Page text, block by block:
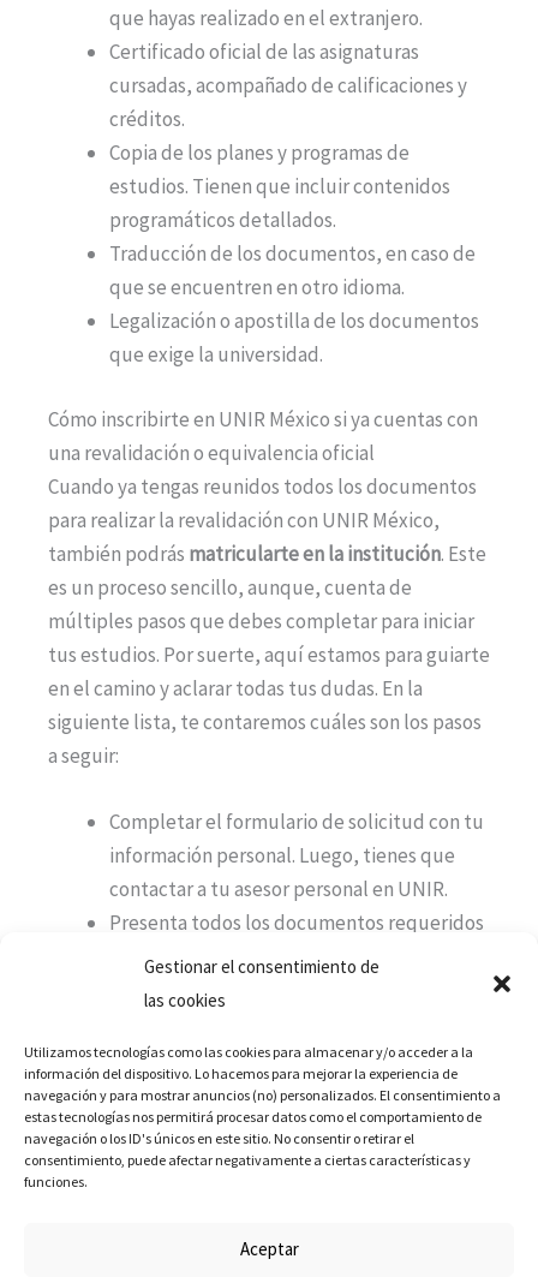
Gestionar el consentimiento de
las cookies
Utilizamos tecnologías como las cookies para almacenar y/o acceder a la
información del dispositivo. Lo hacemos para mejorar la experiencia de
navegación y para mostrar anuncios (no) personalizados. El consentimiento a
estas tecnologías nos permitirá procesar datos como el comportamiento de
navegación o los ID's únicos en este sitio. No consentir o retirar el
consentimiento, puede afectar negativamente a ciertas características y
funciones.
Aceptar
que hayas realizado en el extranjero.
Certificado oficial de las asignaturas
cursadas, acompañado de calificaciones y
créditos.
Copia de los planes y programas de
estudios. Tienen que incluir contenidos
programáticos detallados.
Traducción de los documentos, en caso de
que se encuentren en otro idioma.
Legalización o apostilla de los documentos
que exige la universidad.
Cómo inscribirte en UNIR México si ya cuentas con
una revalidación o equivalencia oficial
Cuando ya tengas reunidos todos los documentos
para realizar la revalidación con UNIR México,
también podrás matricularte en la institución. Este
es un proceso sencillo, aunque, cuenta de
múltiples pasos que debes completar para iniciar
tus estudios. Por suerte, aquí estamos para guiarte
en el camino y aclarar todas tus dudas. En la
siguiente lista, te contaremos cuáles son los pasos
a seguir:
Completar el formulario de solicitud con tu
información personal. Luego, tienes que
contactar a tu asesor personal en UNIR.
Presenta todos los documentos requeridos
que mencionamos en el punto anterior.
Ahora tendrás que esperar el resultado del
Tras finalizar el proceso de revalidación con
UNIR México, debes enviar los siguientes
documentos: registro académico,
certificación oficial y acta de nacimiento.
revalidación o equivalencia.